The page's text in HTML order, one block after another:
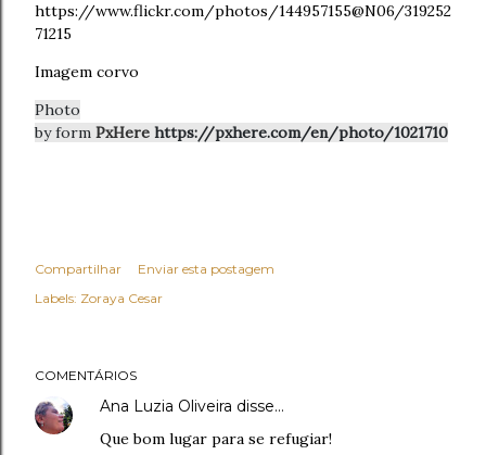
https://www.flickr.com/photos/144957155@N06/319252
71215
Imagem corvo
Photo
byform PxHere https://pxhere.com/en/photo/1021710
Compartilhar
Enviar esta postagem
Labels: Zoraya Cesar
COMENTÁRIOS
Ana Luzia Oliveira disse…
Que bom lugar para se refugiar!